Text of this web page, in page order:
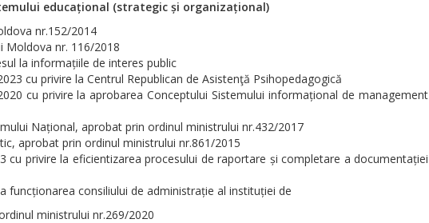
educațional (strategic și organizațional)
nr.152/2014
Moldova nr. 116/2018
la informațiile de interes public
cu privire la Centrul Republican de Asistenţă Psihopedagogică
cu privire la aprobarea Conceptului Sistemului informațional de management
Național, aprobat prin ordinul ministrului nr.432/2017
aprobat prin ordinul ministrului nr.861/2015
cu privire la eficientizarea procesului de raportare și completare a documentației
funcționarea consiliului de administrație al instituției de
ministrului nr.269/2020